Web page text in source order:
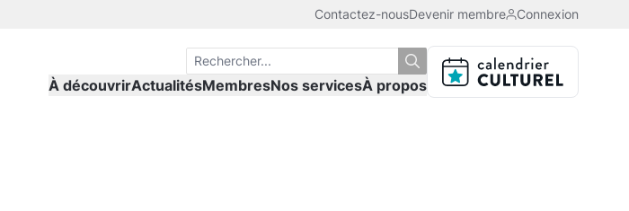
Contactez-nousDevenir membre Connexion
À découvrirActualitésMembresNos servicesÀ propos